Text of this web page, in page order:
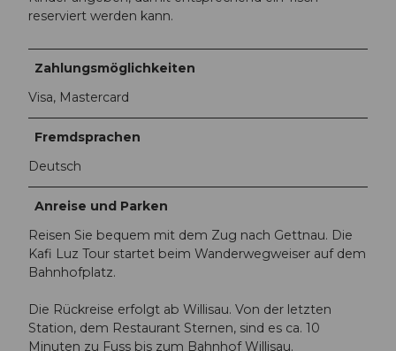
reserviert werden kann.
Zahlungsmöglichkeiten
Visa, Mastercard
Fremdsprachen
Deutsch
Anreise und Parken
Reisen Sie bequem mit dem Zug nach Gettnau. Die
Kafi Luz Tour startet beim Wanderwegweiser auf dem
Bahnhofplatz.
Die Rückreise erfolgt ab Willisau. Von der letzten
Station, dem Restaurant Sternen, sind es ca. 10
Minuten zu Fuss bis zum Bahnhof Willisau.